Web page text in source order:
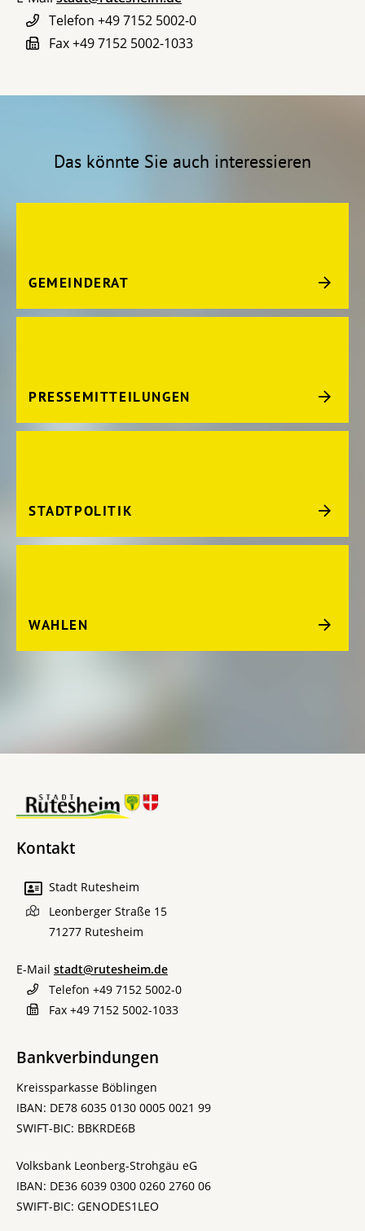
Telefon +49 7152 5002-0
Fax+49 7152 5002-1033
Das könnte Sie auch interessieren
GEMEINDERAT
PRESSEMITTEILUNGEN
STADTPOLITIK
WAHLEN
Kontakt
Stadt Rutesheim
Leonberger Straße 15
71277 Rutesheim
E-Mail stadt@rutesheim.de
Telefon +49 7152 5002-0
Fax +49 7152 5002-1033
Bankverbindungen
Kreissparkasse Böblingen
IBAN: DE78 6035 0130 0005 0021 99
SWIFT-BIC: BBKRDE6B
Volksbank Leonberg-Strohgäu eG
IBAN: DE36 6039 0300 0260 2760 06
SWIFT-BIC: GENODES1LEO